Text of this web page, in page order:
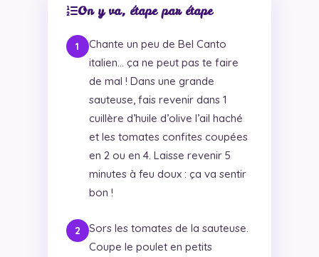
On y va, étape par étape
Chante un peu de Bel Canto
italien… ça ne peut pas te faire
de mal ! Dans une grande
sauteuse, fais revenir dans 1
cuillère d’huile d’olive l’ail haché
et les tomates confites coupées
en 2 ou en 4. Laisse revenir 5
minutes à feu doux : ça va sentir
bon !
Sors les tomates de la sauteuse.
Coupe le poulet en petits